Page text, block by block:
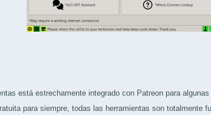
está estrechamente integrado con Patreon para
para siempre, todas las herramientas son totalmente